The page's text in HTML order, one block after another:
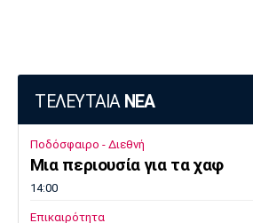
ΤΕΛΕΥΤΑΙΑ ΝΕΑ
Ποδόσφαιρο - Διεθνή
Μια περιουσία για τα χαφ
14:00
Επικαιρότητα